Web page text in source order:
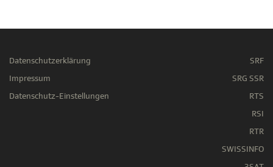
Datenschutzerklärung
Impressum
Datenschutz-Einstellungen
SRF
SRG SSR
RTS
RSI
RTR
SWISSINFO